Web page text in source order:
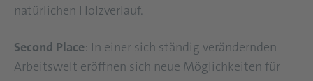
natürlichen Holzverlauf.
Second Place: In einer sich ständig verändernden
Arbeitswelt eröffnen sich neue Möglichkeiten für